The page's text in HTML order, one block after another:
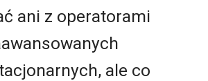
ani z operatorami
ale co